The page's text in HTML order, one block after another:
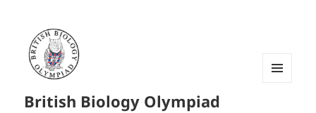
British Biology Olympiad